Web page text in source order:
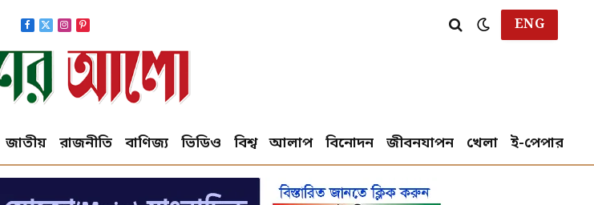
Facebook
X
(Twitter)
Instagram
Pinterest ENG
জাতীয় রাজনীতি বাণিজ্য ভিডিও বিশ্ব আলাপ বিনোদন জীবনযাপন খেলা ই-পেপার